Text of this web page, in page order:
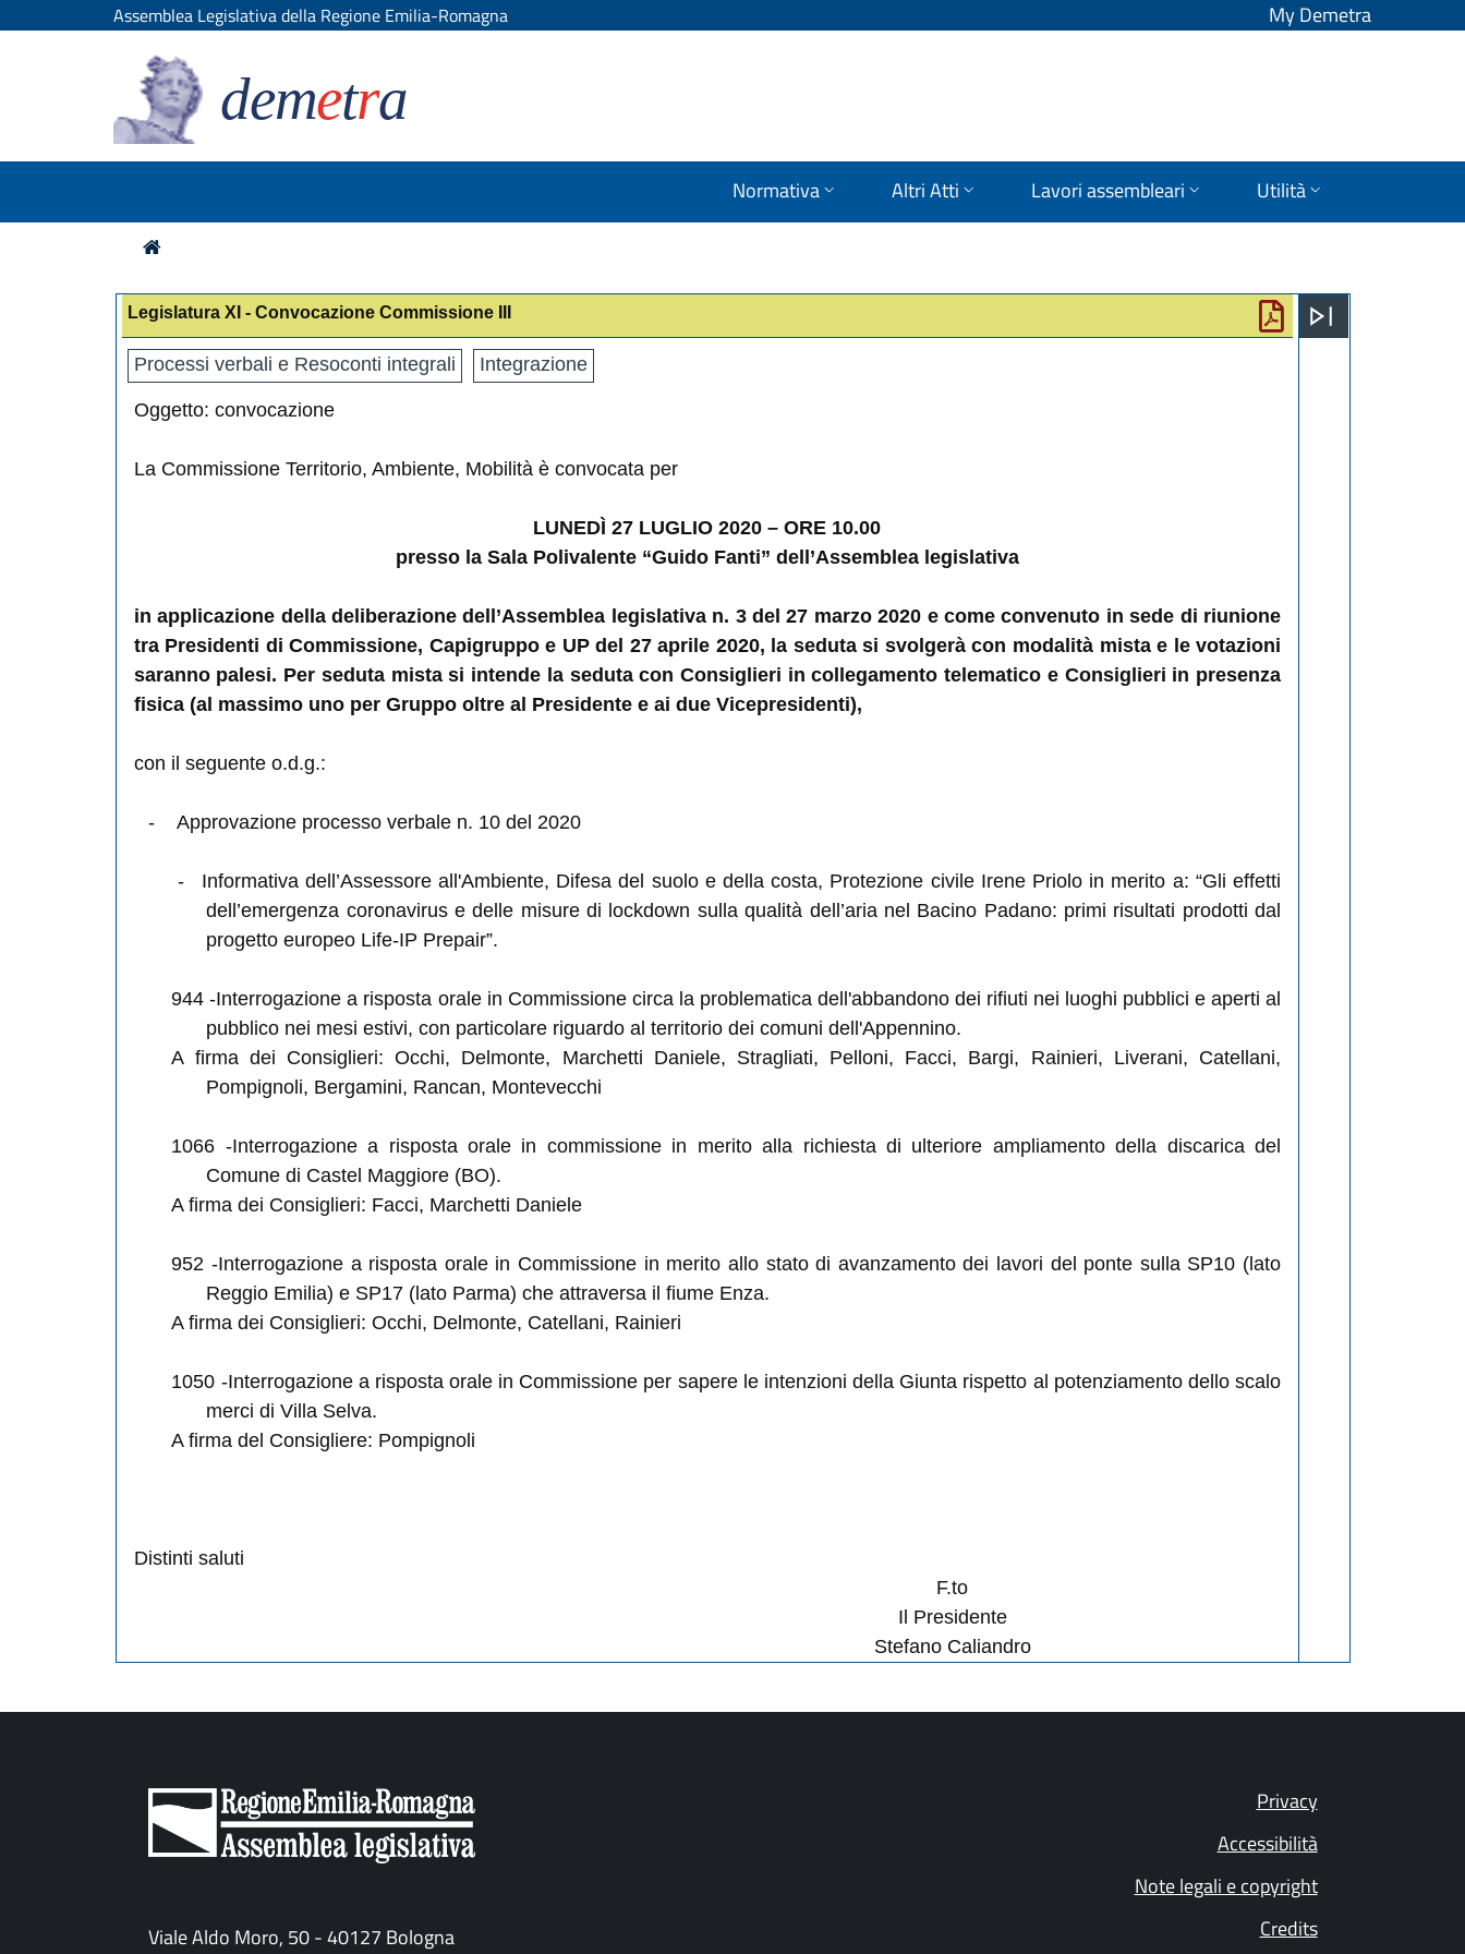
Assemblea Legislativa della Regione Emilia-Romagna My Demetra
demetra
Normativa Altri Atti Lavori assembleari Utilità
Legislatura XI - Convocazione Commissione III
Processi verbali e Resoconti integrali Integrazione
Oggetto: convocazione
La Commissione Territorio, Ambiente, Mobilità è convocata per
LUNEDÌ 27 LUGLIO 2020 – ORE 10.00
presso la Sala Polivalente “Guido Fanti” dell’Assemblea legislativa
in applicazione della deliberazione dell’Assemblea legislativa n. 3 del 27 marzo 2020 e come convenuto in sede di riunione
tra Presidenti di Commissione, Capigruppo e UP del 27 aprile 2020, la seduta si svolgerà con modalità mista e le votazioni
saranno palesi. Per seduta mista si intende la seduta con Consiglieri in collegamento telematico e Consiglieri in presenza
fisica (al massimo uno per Gruppo oltre al Presidente e ai due Vicepresidenti),
con il seguente o.d.g.:
- Approvazione processo verbale n. 10 del 2020
- Informativa dell’Assessore all'Ambiente, Difesa del suolo e della costa, Protezione civile Irene Priolo in merito a: “Gli effetti
dell’emergenza coronavirus e delle misure di lockdown sulla qualità dell’aria nel Bacino Padano: primi risultati prodotti dal
progetto europeo Life-IP Prepair”.
944 -Interrogazione a risposta orale in Commissione circa la problematica dell'abbandono dei rifiuti nei luoghi pubblici e aperti al
pubblico nei mesi estivi, con particolare riguardo al territorio dei comuni dell'Appennino.
A firma dei Consiglieri: Occhi, Delmonte, Marchetti Daniele, Stragliati, Pelloni, Facci, Bargi, Rainieri, Liverani, Catellani,
Pompignoli, Bergamini, Rancan, Montevecchi
1066 -Interrogazione a risposta orale in commissione in merito alla richiesta di ulteriore ampliamento della discarica del
Comune di Castel Maggiore (BO).
A firma dei Consiglieri: Facci, Marchetti Daniele
952 -Interrogazione a risposta orale in Commissione in merito allo stato di avanzamento dei lavori del ponte sulla SP10 (lato
Reggio Emilia) e SP17 (lato Parma) che attraversa il fiume Enza.
A firma dei Consiglieri: Occhi, Delmonte, Catellani, Rainieri
1050 -Interrogazione a risposta orale in Commissione per sapere le intenzioni della Giunta rispetto al potenziamento dello scalo
merci di Villa Selva.
A firma del Consigliere: Pompignoli
Distinti saluti
F.to
Il Presidente
Stefano Caliandro
Viale Aldo Moro, 50 - 40127 Bologna
Privacy
Accessibilità
Note legali e copyright
Credits